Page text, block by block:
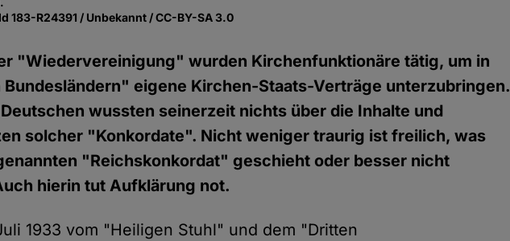
183-R24391 / Unbekannt / CC-BY-SA 3.0
"Wiedervereinigung" wurden Kirchenfunktionäre tätig, um in
eigene Kirchen-Staats-Verträge unterzubringen.
wussten seinerzeit nichts über die Inhalte und
solcher "Konkordate". Nicht weniger traurig ist freilich, was
"Reichskonkordat" geschieht oder besser nicht
hierin tut Aufklärung not.
1933 vom "Heiligen Stuhl" und dem "Dritten